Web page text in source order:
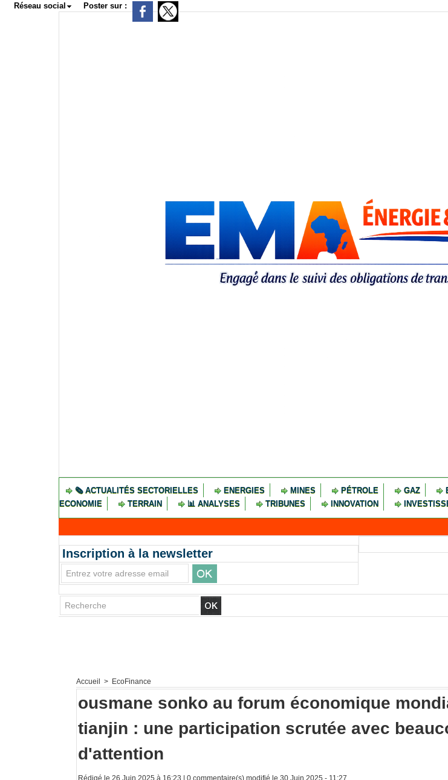
Réseau social Poster sur :
🗞️ ACTUALITÉS SECTORIELLES ENERGIES MINES PÉTROLE GAZ
ECONOMIE
TERRAIN 📊 ANALYSES TRIBUNES INNOVATION
Sénégal
Inscription à la newsletter
Accueil > EcoFinance
ousmane sonko au forum économique
tianjin : une participation scrutée avec
d'attention
Rédigé le 26 Juin 2025 à 16:23 | 0 commentaire(s) modifié le 30 Juin 2025 - 11:27